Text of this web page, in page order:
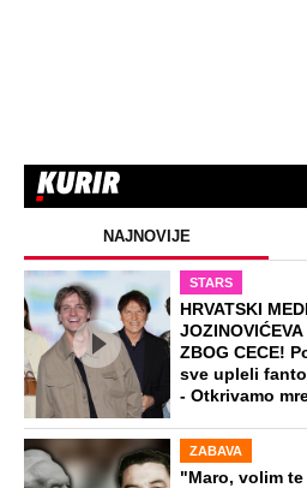
NAJNOVIJE
STARS
HRVATSKI
ZBOG CECE!
sve upleli
- Otkrivamo
ZABAVA
"Maro, volim